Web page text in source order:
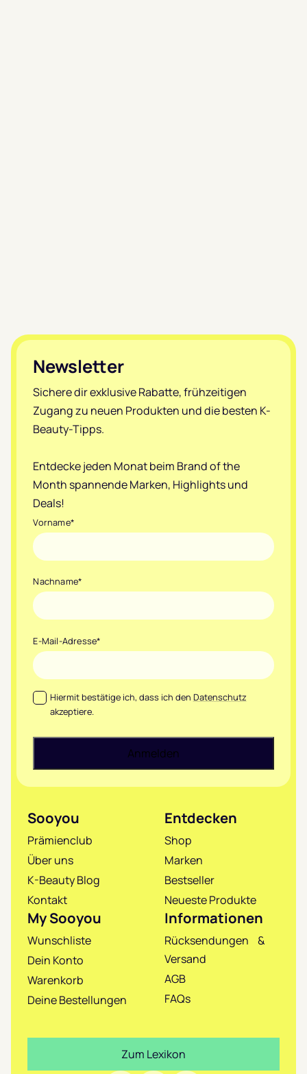
Footer
Newsletter
Sichere dir exklusive Rabatte, frühzeitigen
Zugang zu neuen Produkten und die besten K-
Beauty-Tipps.
Entdecke jeden Monat beim Brand of the
Month spannende Marken, Highlights und
Deals!
Vorname*
Nachname*
E-Mail-Adresse*
Datenschutz*
Hiermit bestätige ich, dass ich den Datenschutz
akzeptiere.
Sooyou
Prämienclub
Über uns
K-Beauty Blog
Kontakt
Entdecken
Shop
Marken
Bestseller
Neueste Produkte
My Sooyou
Wunschliste
Dein Konto
Warenkorb
Deine Bestellungen
Informationen
Rücksendungen &
Versand
AGB
FAQs
Zum Lexikon